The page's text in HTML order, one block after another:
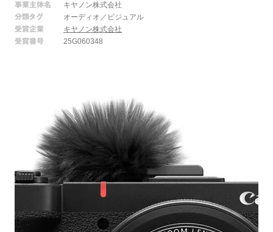
事業主体名
キヤノン株式会社
分類タグ
オーディオ／ビジュアル
受賞企業
キヤノン株式会社
受賞番号
25G060348